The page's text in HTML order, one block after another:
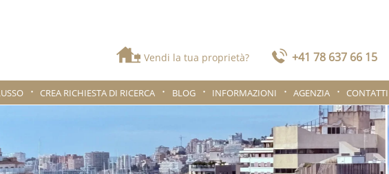
Vendi la tua proprietà? +41 78 637 66 15
CREA RICHIESTA DI RICERCA BLOG INFORMAZIONI AGENZIA CONTATTI